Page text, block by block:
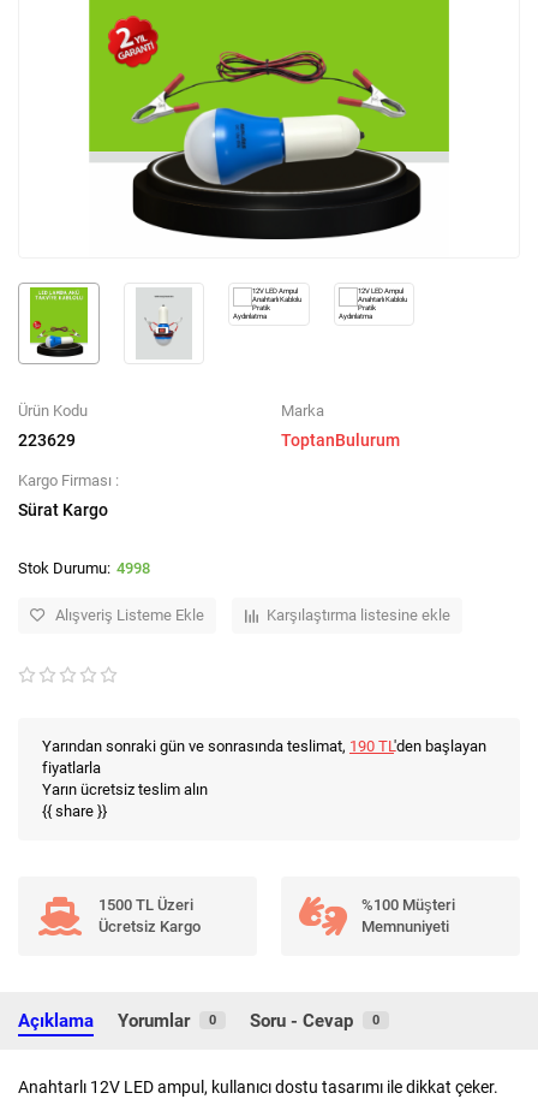
Ürün Kodu
223629
Marka
ToptanBulurum
Kargo Firması :
Sürat Kargo
4998
Alışveriş Listeme Ekle Karşılaştırma listesine ekle
Yarından sonraki gün ve sonrasında teslimat, 190 TL'den başlayan
fiyatlarla
Yarın ücretsiz teslim alın
{{ share }}
1500 TL Üzeri
Ücretsiz Kargo
%100 Müşteri
Memnuniyeti
Açıklama Yorumlar 0 Soru - Cevap 0
Anahtarlı 12V LED ampul, kullanıcı dostu tasarımı ile dikkat çeker.